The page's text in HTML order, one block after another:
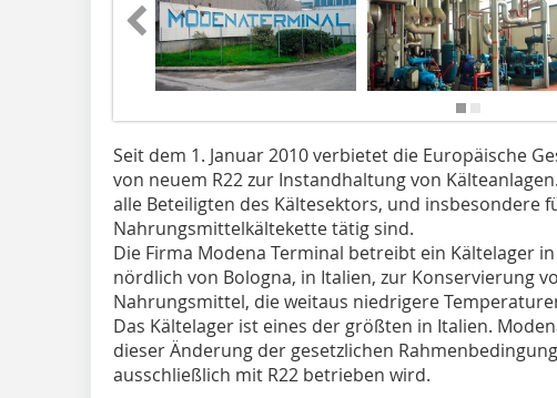
Seit dem 1. Januar 2010 verbietet die Europäische
von neuem R22 zur Instandhaltung von
alle Beteiligten des Kältesektors, und insbesondere
Nahrungsmittelkältekette tätig sind.
Die Firma Modena Terminal betreibt ein Kältelager
nördlich von Bologna, in Italien, zur Konservierung
Nahrungsmittel, die weitaus niedrigere
Das Kältelager ist eines der größten in Italien.
dieser Änderung der gesetzlichen
ausschließlich mit R22 betrieben wird.